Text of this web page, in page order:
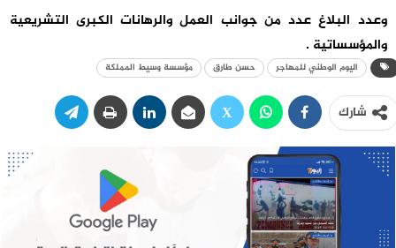
وعدد البلاغ عدد من جوانب العمل والرهانات الكبرى التشريعية
والمؤسساتية .
اليوم الوطني للمهاجر حسن طارق مؤسسة وسيط المملكة
شارك